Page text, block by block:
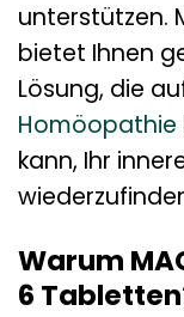
unterstützen.
bietet Ihnen
Lösung, die
Homöopathie
kann, Ihr
Warum
6